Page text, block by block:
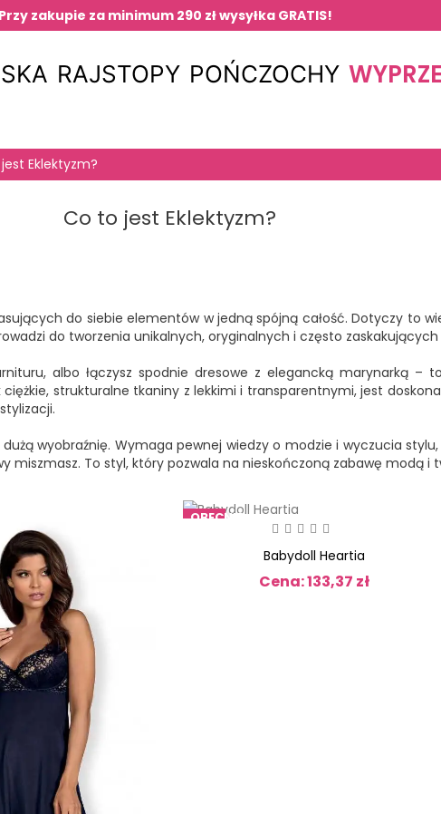
Przy zakupie za minimum 290 zł wysyłka GRATIS!
RAJSTOPY POŃCZOCHY
Eklektyzm?
Co to jest Eklektyzm?
do siebie elementów w jedną spójną całość. Dotyczy to
do tworzenia unikalnych, oryginalnych i często zaskakujących
albo łączysz spodnie dresowe z elegancką marynarką –
strukturalne tkaniny z lekkimi i transparentnymi, jest
wyobraźnię. Wymaga pewnej wiedzy o modzie i wyczucia
miszmasz. To styl, który pozwala na nieskończoną zabawę modą i
OBECNIE
Babydoll Heartia
Cena: 133,37 zł